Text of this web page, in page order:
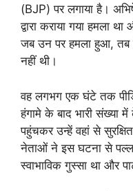
(BJP) पर लगाया है।
द्वारा कराया गया हमला
जब उन पर हमला हुआ, तब
नहीं थी।
वह लगभग एक घंटे तक
हंगामे के बाद भारी संख्या
पहुंचकर उन्हें वहां से
नेताओं ने इस घटना से
स्वाभाविक गुस्सा था और